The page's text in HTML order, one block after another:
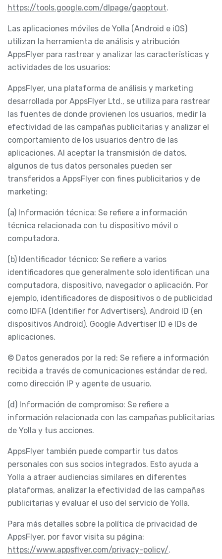
https://tools.google.com/dlpage/gaoptout.
Las aplicaciones móviles de Yolla (Android e iOS)
utilizan la herramienta de análisis y atribución
AppsFlyer para rastrear y analizar las características y
actividades de los usuarios:
AppsFlyer, una plataforma de análisis y marketing
desarrollada por AppsFlyer Ltd., se utiliza para rastrear
las fuentes de donde provienen los usuarios, medir la
efectividad de las campañas publicitarias y analizar el
comportamiento de los usuarios dentro de las
aplicaciones. Al aceptar la transmisión de datos,
algunos de tus datos personales pueden ser
transferidos a AppsFlyer con fines publicitarios y de
marketing:
(a) Información técnica: Se refiere a información
técnica relacionada con tu dispositivo móvil o
computadora.
(b) Identificador técnico: Se refiere a varios
identificadores que generalmente solo identifican una
computadora, dispositivo, navegador o aplicación. Por
ejemplo, identificadores de dispositivos o de publicidad
como IDFA (Identifier for Advertisers), Android ID (en
dispositivos Android), Google Advertiser ID e IDs de
aplicaciones.
© Datos generados por la red: Se refiere a información
recibida a través de comunicaciones estándar de red,
como dirección IP y agente de usuario.
(d) Información de compromiso: Se refiere a
información relacionada con las campañas publicitarias
de Yolla y tus acciones.
AppsFlyer también puede compartir tus datos
personales con sus socios integrados. Esto ayuda a
Yolla a atraer audiencias similares en diferentes
plataformas, analizar la efectividad de las campañas
publicitarias y evaluar el uso del servicio de Yolla.
Para más detalles sobre la política de privacidad de
AppsFlyer, por favor visita su página:
https://www.appsflyer.com/privacy-policy/.